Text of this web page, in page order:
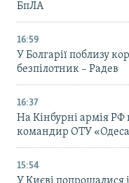
БпЛА
16:59
У Болгарії поблизу
безпілотник – Радев
16:37
На Кінбурні армія РФ
командир ОТУ
15:54